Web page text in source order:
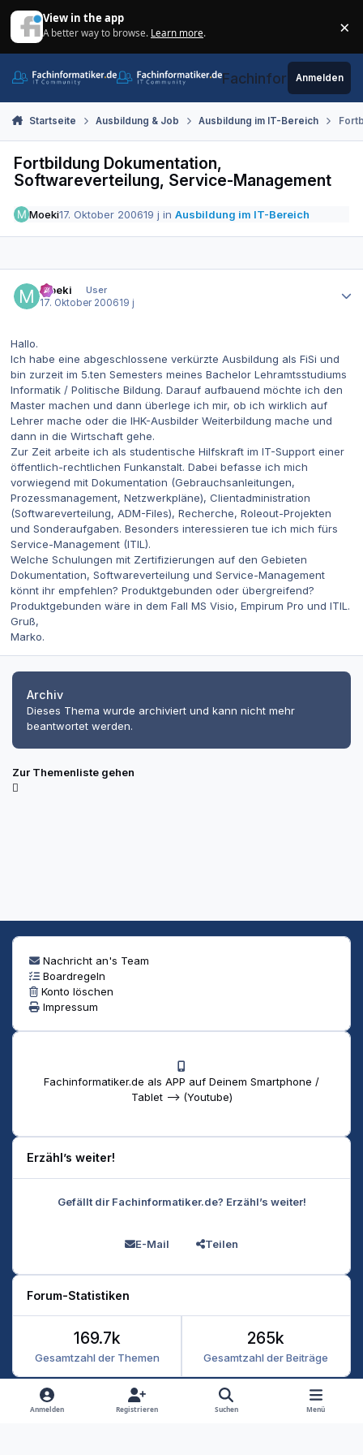
View in the app
A better way to browse. Learn more. ×
Fachinformatiker.de
Anmelden
Startseite Ausbildung & Job Ausbildung im IT-Bereich
Fortbildung Dokumentation,
Softwareverteilung, Service-Management
Moeki17. Oktober 200619 j inAusbildung im IT-Bereich
Moeki
User
17. Oktober 200619 j
Hallo.
Ich habe eine abgeschlossene verkürzte Ausbildung als FiSi und
bin zurzeit im 5.ten Semesters meines Bachelor Lehramtsstudiums
Informatik / Politische Bildung. Darauf aufbauend möchte ich den
Master machen und dann überlege ich mir, ob ich wirklich auf
Lehrer mache oder die IHK-Ausbilder Weiterbildung mache und
dann in die Wirtschaft gehe.
Zur Zeit arbeite ich als studentische Hilfskraft im IT-Support einer
öffentlich-rechtlichen Funkanstalt. Dabei befasse ich mich
vorwiegend mit Dokumentation (Gebrauchsanleitungen,
Prozessmanagement, Netzwerkpläne), Clientadministration
(Softwareverteilung, ADM-Files), Recherche, Roleout-Projekten
und Sonderaufgaben. Besonders interessieren tue ich mich fürs
Service-Management (ITIL).
Welche Schulungen mit Zertifizierungen auf den Gebieten
Dokumentation, Softwareverteilung und Service-Management
könnt ihr empfehlen? Produktgebunden oder übergreifend?
Produktgebunden wäre in dem Fall MS Visio, Empirum Pro und ITIL.
Gruß,
Marko.
Archiv
Dieses Thema wurde archiviert und kann nicht mehr
beantwortet werden.
Zur Themenliste gehen
Nachricht an's Team
Boardregeln
Konto löschen
Impressum
Fachinformatiker.de als APP auf Deinem Smartphone /
Tablet --> (Youtube)
Erzähl’s weiter!
Gefällt dir Fachinformatiker.de? Erzähl’s weiter!
E-Mail Teilen
Forum-Statistiken
Gesamtzahl der Themen
169.7k
Gesamtzahl der Beiträge
265k
Heller Modus
Dunkler Modus
Systemeinstellung
Anmelden Registrieren Suchen Menü